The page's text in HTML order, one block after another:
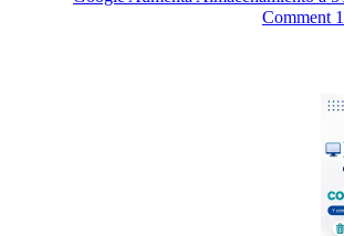
1 Comment